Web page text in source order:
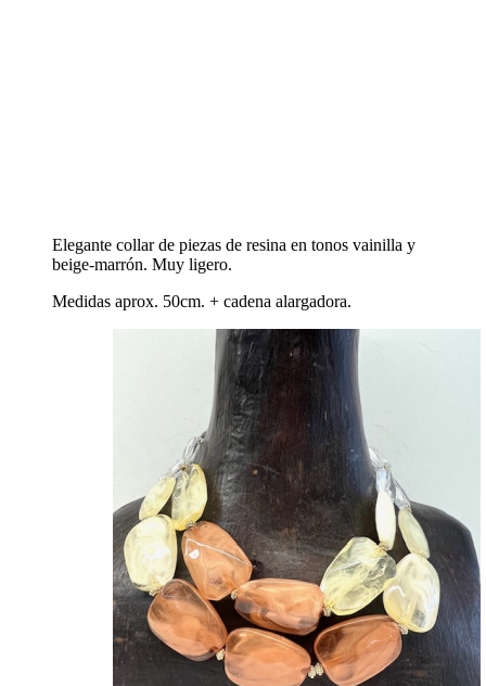
Elegante collar de piezas de resina en tonos vainilla y
beige-marrón. Muy ligero.
Medidas aprox. 50cm. + cadena alargadora.